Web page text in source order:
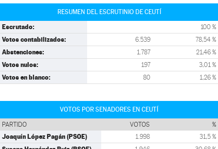
RESUMEN DEL ESCRUTINIO DE CEUTÍ
Escrutado: 100 %
Votos contabilizados: 6.539 78,54 %
Abstenciones: 1.787 21,46 %
Votos nulos: 197 3,01 %
Votos en blanco: 80 1,26 %
VOTOS POR SENADORES EN CEUTÍ
PARTIDO VOTOS %
Joaquín López Pagán (PSOE) 1.998 31,5 %